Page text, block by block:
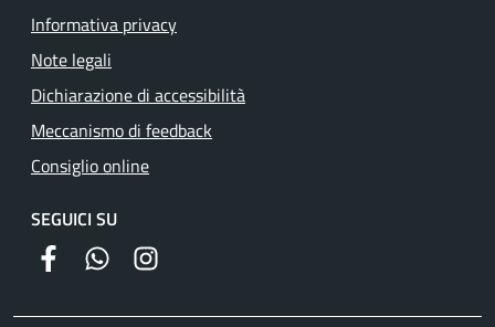
Informativa privacy
Note legali
Dichiarazione di accessibilità
Meccanismo di feedback
Consiglio online
SEGUICI SU
facebook whatsapp